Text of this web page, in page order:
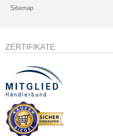
Sitemap
ZERTIFIKATE